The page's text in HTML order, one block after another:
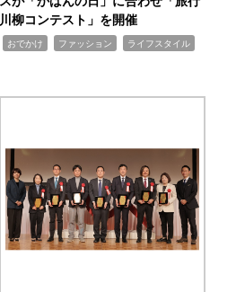
川柳コンテスト」を開催
おでかけ ファッション ライフスタイル